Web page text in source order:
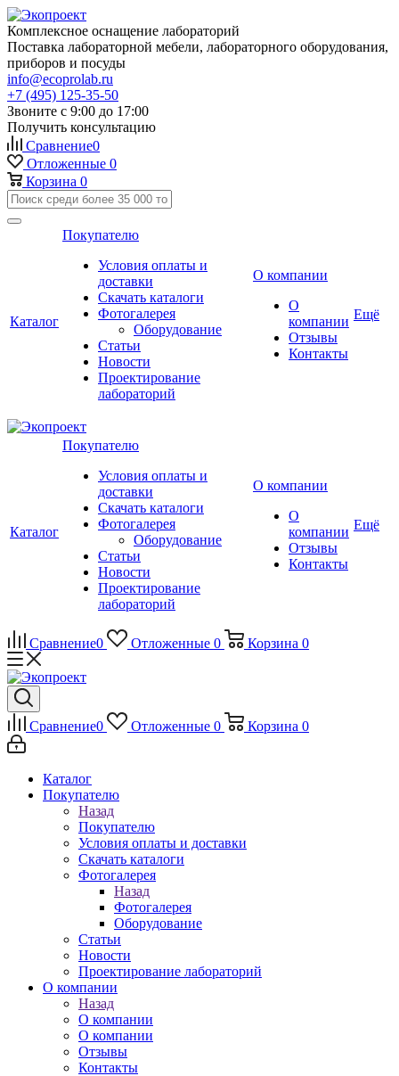
Комплексное оснащение лабораторий
Поставка лабораторной мебели, лабораторного оборудования,
приборов и посуды
info@ecoprolab.ru
+7 (495) 125-35-50
Звоните с 9:00 до 17:00
Получить консультацию
Сравнение0
Отложенные 0
Корзина 0
Каталог
Покупателю
Условия оплаты и
доставки
Скачать каталоги
Фотогалерея
Оборудование
Статьи
Новости
Проектирование
лабораторий
О компании
О
компании
Отзывы
Контакты
Ещё
Каталог
Покупателю
Условия оплаты и
доставки
Скачать каталоги
Фотогалерея
Оборудование
Статьи
Новости
Проектирование
лабораторий
О компании
О
компании
Отзывы
Контакты
Ещё
Сравнение0 Отложенные 0 Корзина 0
Сравнение0 Отложенные 0 Корзина 0
Каталог
Покупателю
Назад
Покупателю
Условия оплаты и доставки
Скачать каталоги
Фотогалерея
Назад
Фотогалерея
Оборудование
Статьи
Новости
Проектирование лабораторий
О компании
Назад
О компании
О компании
Отзывы
Контакты